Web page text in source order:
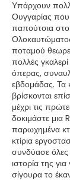
Υπάρχουν
Ουγγαρίας
παπούτσια
ποταμού
πολλές
όπερας,
εβδομάδας. Τα
βρίσκονται
μέχρι τις
δοκιμάστε
παρωχημένα
κτίρια
συνδύασε όλες
ιστορία της
σίγουρα το